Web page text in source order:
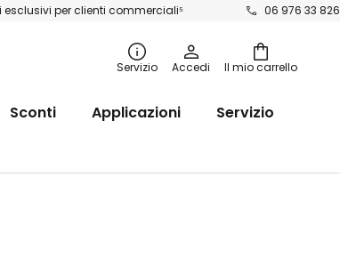
per clienti commerciali⁵ 06 976 33 826
Il mio carrello
Servizio Accedi
Sconti Applicazioni
Servizio